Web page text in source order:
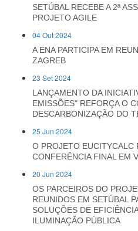
SETÚBAL RECEBE A 2ª
PROJETO AGILE
04 Out 2024
A ENA PARTICIPA EM
ZAGREB
23 Set 2024
LANÇAMENTO DA
EMISSÕES" REFORÇA O
DESCARBONIZAÇÃO DO
25 Jun 2024
O PROJETO EUCITYCALC
CONFERÊNCIA FINAL EM
20 Jun 2024
OS PARCEIROS DO
REUNIDOS EM SETÚBAL
SOLUÇÕES DE
ILUMINAÇÃO PÚBLICA